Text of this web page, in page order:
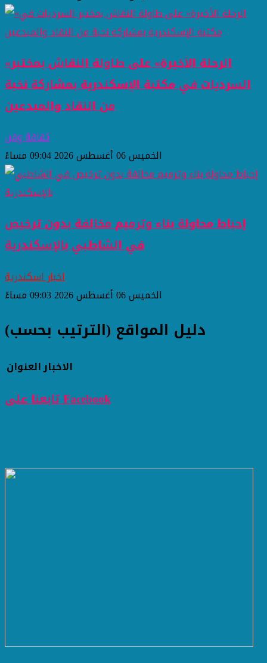
«الرحلة الأخيرة» على طاولة النقاش بمختبر
السرديات في مكتبة الإسكندرية بمشاركة نخبة
من النقاد والمبدعين
ثقافة وفن
الخميس 06 أغسطس 2026 09:04 مساءً
إحباط محاولة بناء وترميم مخالفة بدون ترخيص
في الشاطبي بالإسكندرية
اخبار اسكندرية
الخميس 06 أغسطس 2026 09:03 مساءً
دليل المواقع (الترتيب بحسب)
العنوانالاخبار
تابعنا على Facebook